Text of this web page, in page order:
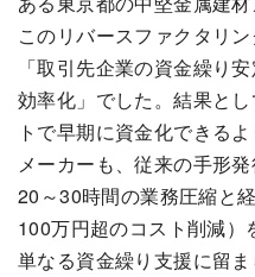
このリバースファクタリ
「取引先企業の資金繰り
効率化」でした。結果と
トで早期に資金化できる
メーカーも、従来の手形
20～30時間の業務圧縮と
100万円超のコスト削減）
単なる資金繰り支援に留